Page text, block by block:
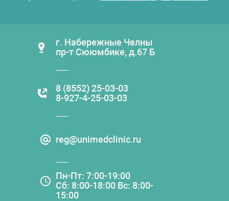
г. Набережные Челны
пр-т Сююмбике, д.67 Б
8 (8552) 25-03-03
8-927-4-25-03-03
reg@unimedclinic.ru
Пн-Пт: 7:00-19:00
Сб: 8:00-18:00 Вс: 8:00-
15:00